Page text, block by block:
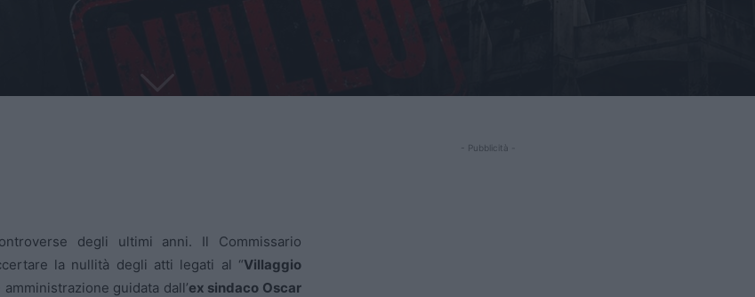
degli ultimi anni. Il Commissario
la nullità degli atti legati al “Villaggio
guidata dall’ex sindaco Oscar
- Pubblicità -